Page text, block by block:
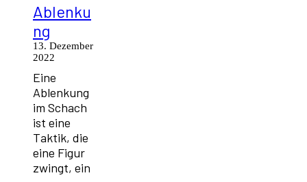
Ablenku
ng
13. Dezember
2022
Eine
Ablenkung
im Schach
ist eine
Taktik, die
eine Figur
zwingt, ein